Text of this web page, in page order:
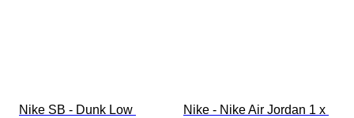
Nike SB - Dunk Low
Nike - Nike Air Jordan 1 x